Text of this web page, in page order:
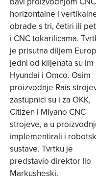
horizontalne i
obrade s tri, četiri ili
i CNC tokarilicama.
je prisutna diljem
jedni od klijenata su im
Hyundai i Omco. Osim
proizvodnje Rais
zastupnici su i za OKK,
Citizen i Miyano CNC
strojeve, a u
implementirali i
sustave. Tvrtku je
predstavio direktor Ilo
Markusheski.